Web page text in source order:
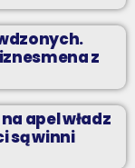
z
apel władz
są winni